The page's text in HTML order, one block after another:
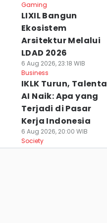
Gaming
LIXIL Bangun
Ekosistem
Arsitektur Melalui
LDAD 2026
6 Aug 2026, 23:18 WIB
Business
IKLK Turun, Talenta
AI Naik: Apa yang
Terjadi di Pasar
Kerja Indonesia
6 Aug 2026, 20:00 WIB
Society